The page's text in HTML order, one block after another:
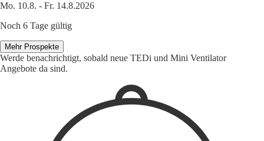
Mo. 10.8. - Fr. 14.8.2026
Noch 6 Tage gültig
Mehr Prospekte
Werde benachrichtigt, sobald neue TEDi und Mini Ventilator
Angebote da sind.